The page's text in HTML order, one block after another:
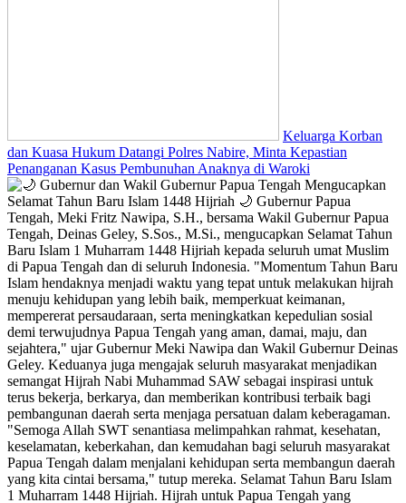
Keluarga Korban
dan Kuasa Hukum Datangi Polres Nabire, Minta Kepastian
Penanganan Kasus Pembunuhan Anaknya di Waroki